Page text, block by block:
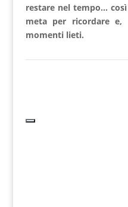
restare nel tempo…
meta per ricordare e,
momenti lieti.